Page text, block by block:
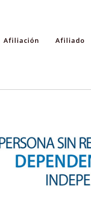
Afiliación Afiliado